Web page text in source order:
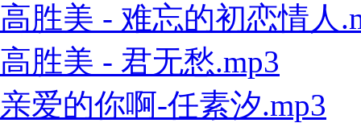
高胜美 - 难忘的初恋情人
高胜美 - 君无愁.mp3
亲爱的你啊-任素汐.mp3